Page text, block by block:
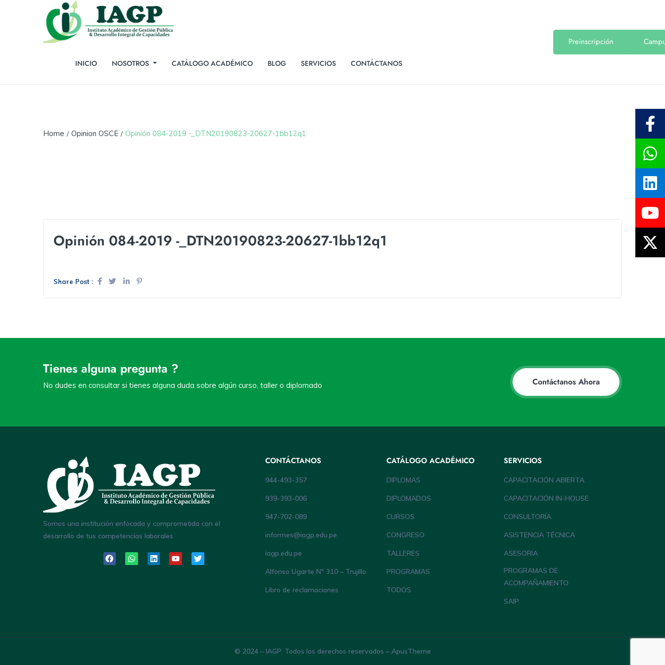
INICIO NOSOTROS CATÁLOGO ACADÉMICO BLOG SERVICIOS CONTÁCTANOS
Preinscripción
Home Opinion OSCE Opinión 084-2019 -_DTN20190823-20627-1bb12q1
Opinión 084-2019 -_DTN20190823-20627-1bb12q1
Share Post :
Tienes alguna pregunta ?
No dudes en consultar si tienes alguna duda sobre algún curso, taller o diplomado Contáctanos Ahora
Somos una institución enfocada y comprometida con el
desarrollo de tus competencias laborales
CONTÁCTANOS
944-493-357
939-393-006
947-702-089
informes@iagp.edu.pe
iagp.edu.pe
Alfonso Ugarte Nº 310 – Trujillo
Libro de reclamaciones
CATÁLOGO ACADÉMICO
DIPLOMAS
DIPLOMADOS
CURSOS
CONGRESO
TALLERES
PROGRAMAS
TODOS
SERVICIOS
CAPACITACIÓN ABIERTA
CAPACITACIÓN IN-HOUSE
CONSULTORÍA
ASISTENCIA TÉCNICA
ASESORIA
PROGRAMAS DE
ACOMPAÑAMIENTO
SAIP
© 2024 – IAGP. Todos los derechos reservados – ApusTheme